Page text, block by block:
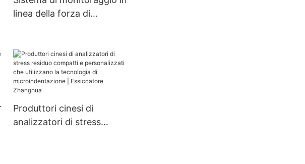
linea della forza di
Produttori cinesi di
analizzatori di stress